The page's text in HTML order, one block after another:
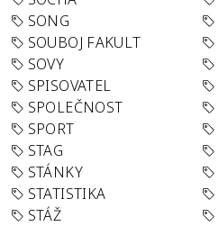
SONG
SOUBOJ FAKULT
SOVY
SPISOVATEL
SPOLEČNOST
SPORT
STAG
STÁNKY
STATISTIKA
STÁŽ